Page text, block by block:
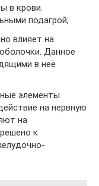
в крови.
подагрой;
влияет на
Данное
в неё
элементы
на нервную
на
к